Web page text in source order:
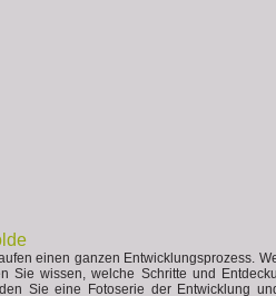
einen ganzen Entwicklungsprozess.
Sie wissen, welche Schritte und
Sie eine Fotoserie der Entwicklung